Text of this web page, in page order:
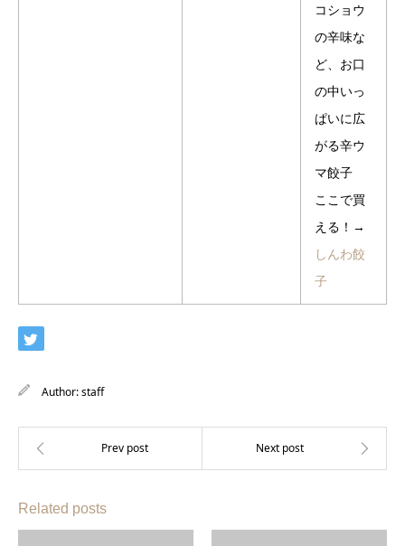
コショウ
の辛味な
ど、お口
の中いっ
ぱいに広
がる辛ウ
マ餃子
ここで買
える！→
しんわ餃
子
Author:staff
Related posts